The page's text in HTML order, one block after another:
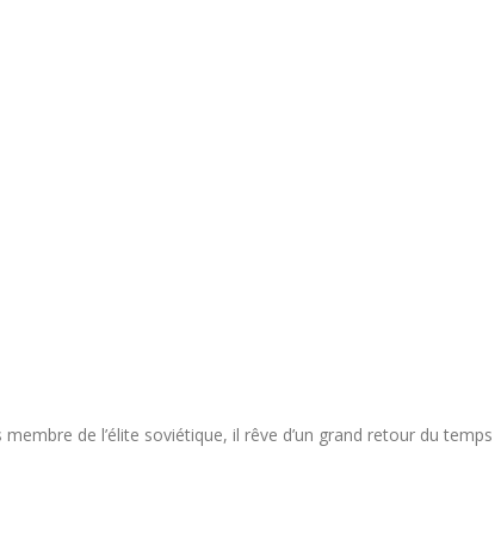
de l’élite soviétique, il rêve d’un grand retour du temps